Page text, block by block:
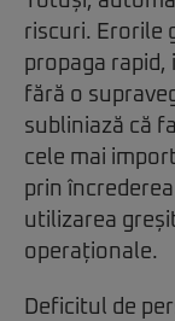
riscuri. Erorile
propaga
fără o
subliniază că
cele mai
prin
utilizarea
operaționale.
Deficitul de